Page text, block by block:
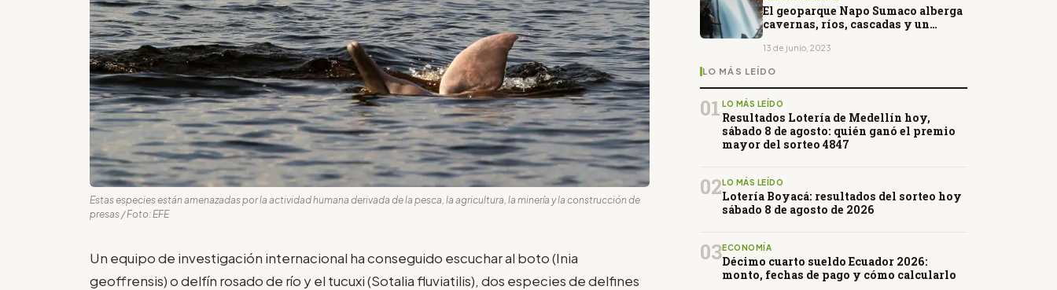
Estas especies están amenazadas por la actividad humana derivada de la pesca, la agricultura, la minería y la construcción de
presas / Foto: EFE
Un equipo de investigación internacional ha conseguido escuchar al boto (Inia
geoffrensis) o delfín rosado de río y el tucuxi (Sotalia fluviatilis), dos especies de delfines
El geoparque Napo Sumaco alberga
cavernas, ríos, cascadas y un
13 de junio, 2023
LO MÁS LEÍDO
01 LO MÁS LEÍDO
Resultados Lotería de Medellín hoy,
sábado 8 de agosto: quién ganó el premio
mayor del sorteo 4847
02 LO MÁS LEÍDO
Lotería Boyacá: resultados del sorteo hoy
sábado 8 de agosto de 2026
03ECONOMÍA
Décimo cuarto sueldo Ecuador 2026:
monto, fechas de pago y cómo calcularlo